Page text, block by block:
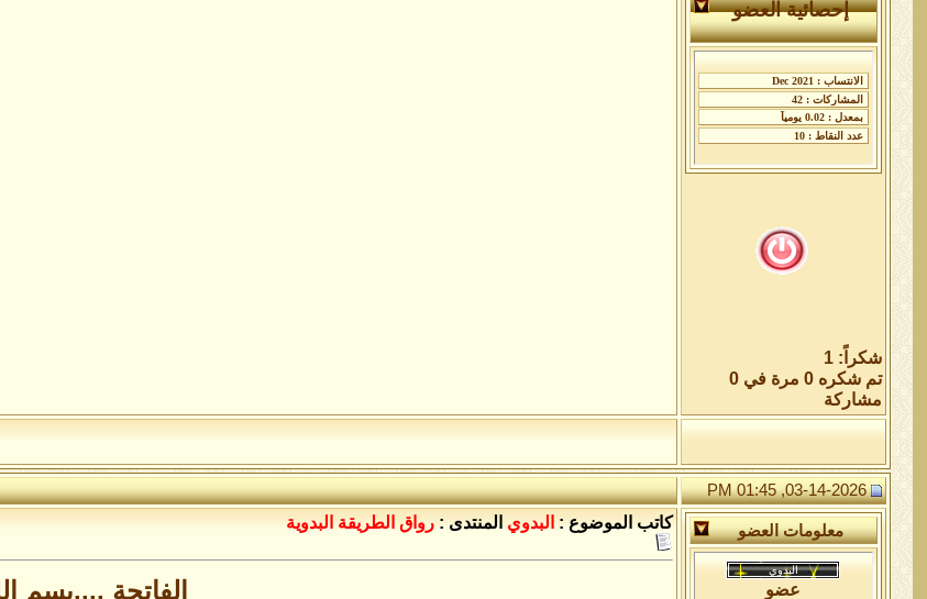
إحصائية العضو
شكراً: 1
تم شكره 0 مرة في 0
مشاركة
03-14-2026, 01:45 PM
معلومات العضو
عضو
كاتب الموضوع : البدوي المنتدى : رواق الطريقة البدوية
الفاتحة ....بسم